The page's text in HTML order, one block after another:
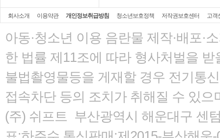
회사소개 이용약관 개인정보취급방침 청소년보호정책 저작권보호센터 고객
아동·청소년 이용 음란물 제작·배포·
한 법률 제11조에 따라 형사처벌을 받
불법촬영물등을 게재할 경우 전기통
접속차단 등의 조치가 취해질 수 있으
(주) 쉬프트 부산광역시 해운대구 센